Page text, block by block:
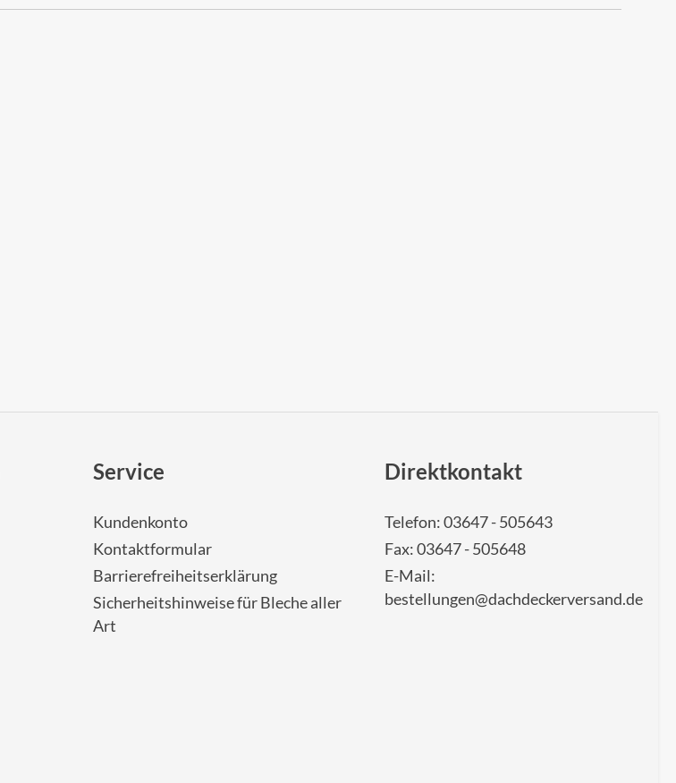
Service
Kundenkonto
Kontaktformular
Barrierefreiheitserklärung
Sicherheitshinweise für Bleche aller
Art
Direktkontakt
Telefon: 03647 - 505643
Fax: 03647 - 505648
E-Mail:
bestellungen@dachdeckerversand.de